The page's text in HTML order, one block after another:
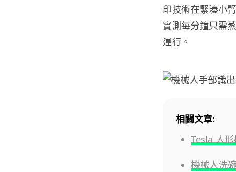
印技術在緊湊小
實測每分鐘只需
運行。
相關文章:
Tesla 人
機械人洗